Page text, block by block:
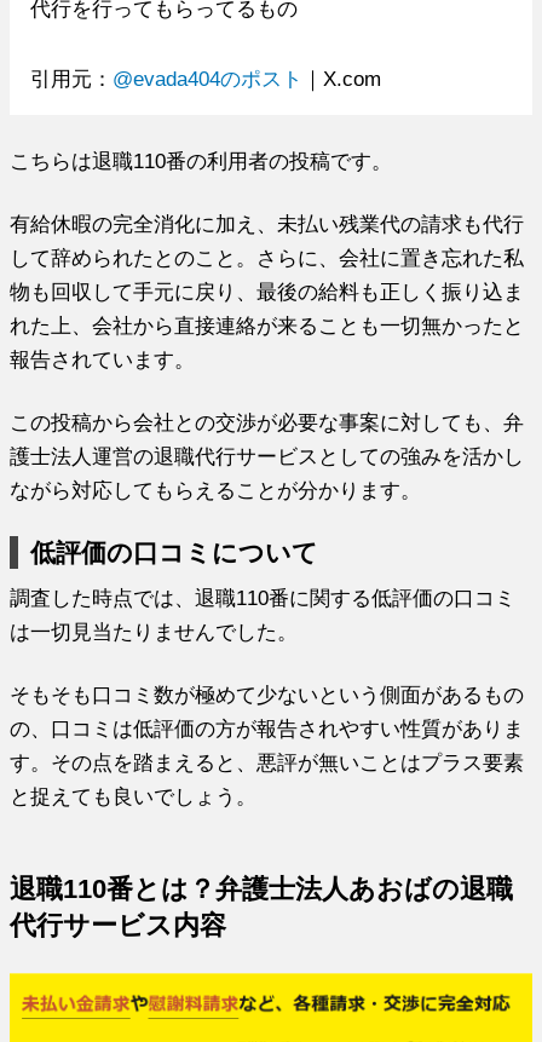
代行を行ってもらってるもの
引用元： @evada404のポスト ｜X.com
こちらは退職110番の利用者の投稿です。
有給休暇の完全消化に加え、未払い残業代の請求も代行
して辞められたとのこと。さらに、会社に置き忘れた私
物も回収して手元に戻り、最後の給料も正しく振り込ま
れた上、会社から直接連絡が来ることも一切無かったと
報告されています。
この投稿から会社との交渉が必要な事案に対しても、弁
護士法人運営の退職代行サービスとしての強みを活かし
ながら対応してもらえることが分かります。
低評価の口コミについて
調査した時点では、退職110番に関する低評価の口コミ
は一切見当たりませんでした。
そもそも口コミ数が極めて少ないという側面があるもの
の、口コミは低評価の方が報告されやすい性質がありま
す。その点を踏まえると、悪評が無いことはプラス要素
と捉えても良いでしょう。
退職110番とは？弁護士法人あおばの退職
代行サービス内容